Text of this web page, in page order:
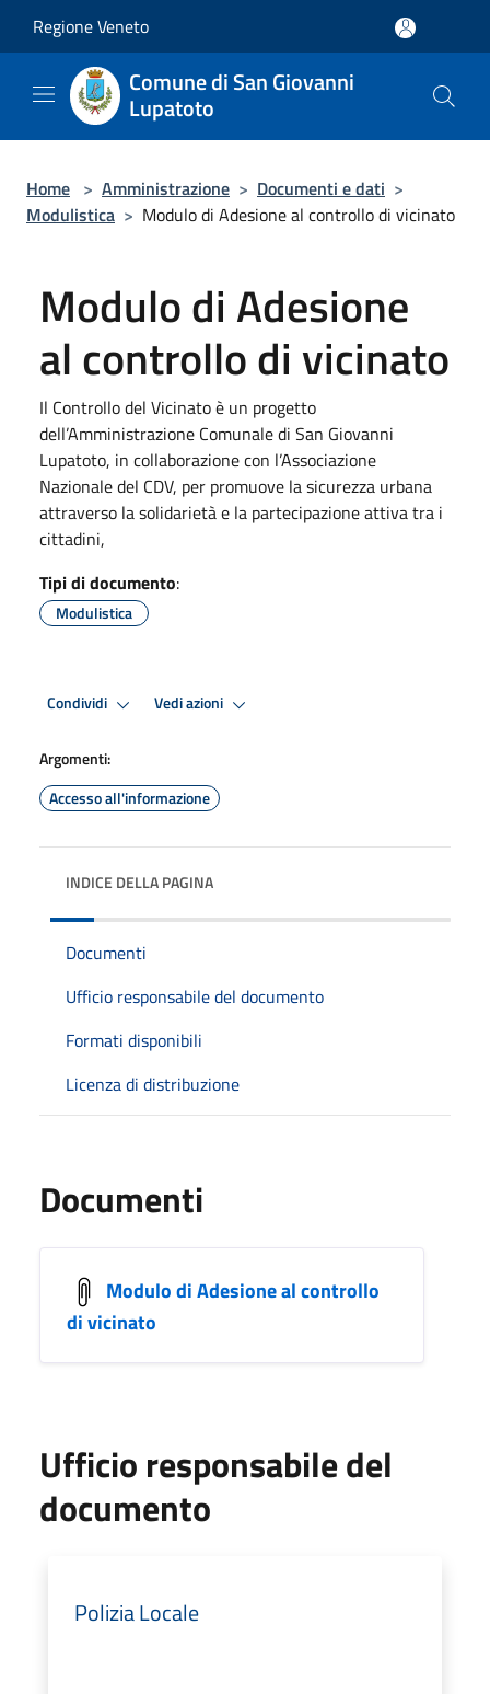
Regione Veneto
Comune di San Giovanni
Lupatoto
Home > Amministrazione > Documenti e dati >
Modulistica > Modulo di Adesione al controllo di vicinato
Modulo di Adesione
al controllo di vicinato
Il Controllo del Vicinato è un progetto
dell’Amministrazione Comunale di San Giovanni
Lupatoto, in collaborazione con l’Associazione
Nazionale del CDV, per promuove la sicurezza urbana
attraverso la solidarietà e la partecipazione attiva tra i
cittadini,
Tipi di documento:
Modulistica
Condividi Vedi azioni
Argomenti:
Accesso all'informazione
INDICE DELLA PAGINA
Documenti
Ufficio responsabile del documento
Formati disponibili
Licenza di distribuzione
Documenti
Modulo di Adesione al controllo
di vicinato
Ufficio responsabile del
documento
Polizia Locale